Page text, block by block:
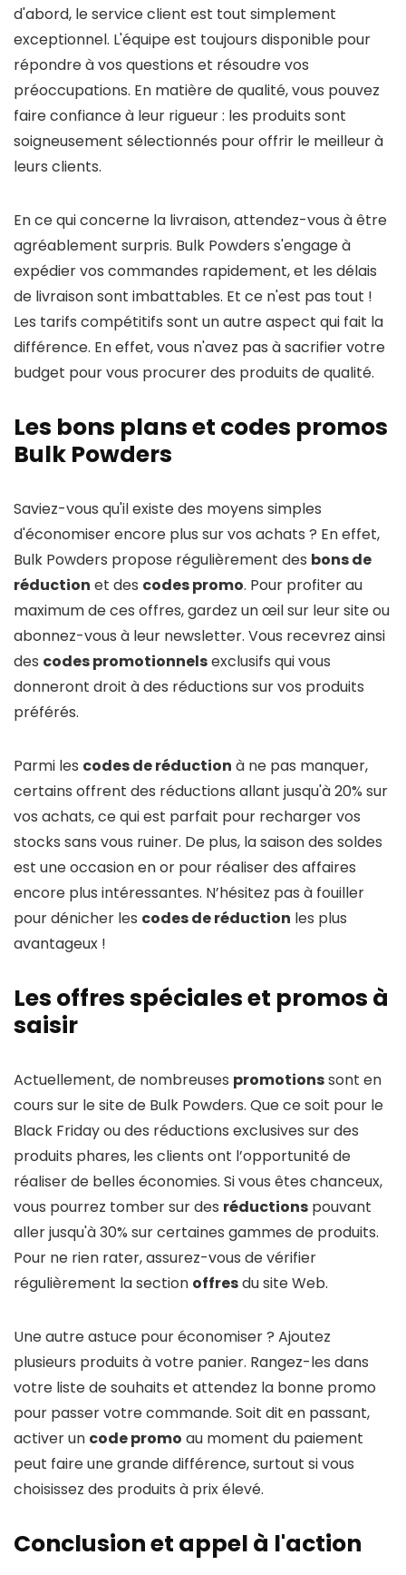
d'abord, le service client est tout simplement
exceptionnel. L'équipe est toujours disponible pour
répondre à vos questions et résoudre vos
préoccupations. En matière de qualité, vous pouvez
faire confiance à leur rigueur : les produits sont
soigneusement sélectionnés pour offrir le meilleur à
leurs clients.
En ce qui concerne la livraison, attendez-vous à être
agréablement surpris. Bulk Powders s'engage à
expédier vos commandes rapidement, et les délais
de livraison sont imbattables. Et ce n'est pas tout !
Les tarifs compétitifs sont un autre aspect qui fait la
différence. En effet, vous n'avez pas à sacrifier votre
budget pour vous procurer des produits de qualité.
Les bons plans et codes promos
Bulk Powders
Saviez-vous qu'il existe des moyens simples
d'économiser encore plus sur vos achats ? En effet,
Bulk Powders propose régulièrement des bons de
réduction et des codes promo. Pour profiter au
maximum de ces offres, gardez un œil sur leur site ou
abonnez-vous à leur newsletter. Vous recevrez ainsi
des codes promotionnelsexclusifs qui vous
donneront droit à des réductions sur vos produits
préférés.
Parmi les codes de réduction à ne pas manquer,
certains offrent des réductions allant jusqu'à 20% sur
vos achats, ce qui est parfait pour recharger vos
stocks sans vous ruiner. De plus, la saison des soldes
est une occasion en or pour réaliser des affaires
encore plus intéressantes. N’hésitez pas à fouiller
pour dénicher les codes de réduction les plus
avantageux !
Les offres spéciales et promos à
saisir
Actuellement, de nombreuses promotionssont en
cours sur le site de Bulk Powders. Que ce soit pour le
Black Friday ou des réductions exclusives sur des
produits phares, les clients ont l’opportunité de
réaliser de belles économies. Si vous êtes chanceux,
vous pourrez tomber sur des réductions pouvant
aller jusqu'à 30% sur certaines gammes de produits.
Pour ne rien rater, assurez-vous de vérifier
régulièrement la section offresdu site Web.
Une autre astuce pour économiser ? Ajoutez
plusieurs produits à votre panier. Rangez-les dans
votre liste de souhaits et attendez la bonne promo
pour passer votre commande. Soit dit en passant,
activer un code promo au moment du paiement
peut faire une grande différence, surtout si vous
choisissez des produits à prix élevé.
Conclusion et appel à l'action